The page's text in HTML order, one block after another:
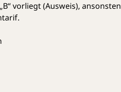
vorliegt (Ausweis), ansonsten